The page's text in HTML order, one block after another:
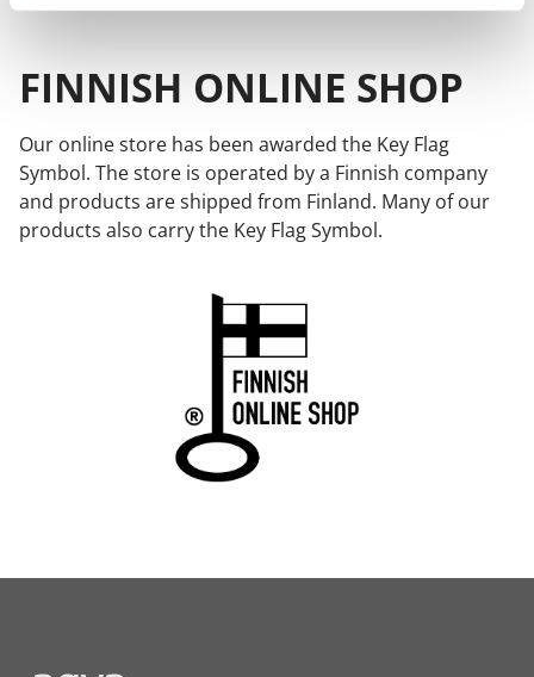
FINNISH ONLINE SHOP
Our online store has been awarded the Key Flag
Symbol. The store is operated by a Finnish company
and products are shipped from Finland. Many of our
products also carry the Key Flag Symbol.